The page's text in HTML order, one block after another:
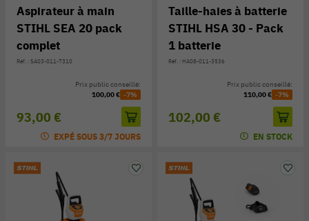
Aspirateur à main
STIHL SEA 20 pack
complet
Réf. : SA03-011-7310
93,00 €
Prix public conseillé:
100,00 € -7%
EXPÉ SOUS 3/7 JOURS
Taille-haies à batterie
STIHL HSA 30 - Pack
1 batterie
Réf. : HA08-011-3536
102,00 €
Prix public conseillé:
110,00 € -7%
EN STOCK